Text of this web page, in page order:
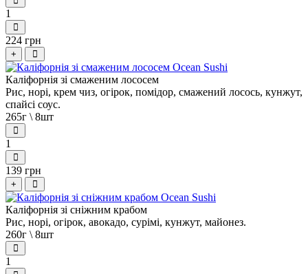
1
224 грн
+
Каліфорнія зі смаженим лососем
Рис, норі, крем чиз, огірок, помідор, смажений лосось, кунжут,
спайсі соус.
265г \ 8шт
1
139 грн
+
Каліфорнія зі сніжним крабом
Рис, норі, огірок, авокадо, сурімі, кунжут, майонез.
260г \ 8шт
1